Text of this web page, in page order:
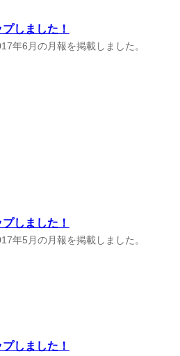
しました！
年6月の月報を掲載しました。
しました！
年5月の月報を掲載しました。
しました！